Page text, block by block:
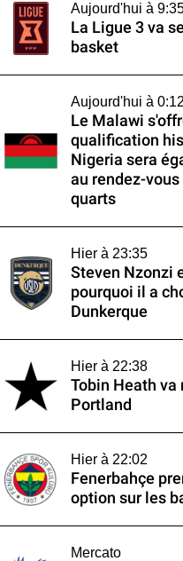
Aujourd'hui à
La Ligue 3 va
basket
Aujourd'hui à 0:12
Le Malawi
qualification
Nigeria sera
au rendez-vous
quarts
Hier à 23:35
Steven Nzonzi
pourquoi il a
Dunkerque
Hier à 22:38
Tobin Heath va
Portland
Hier à 22:02
Fenerbahçe
option sur les
Mercato